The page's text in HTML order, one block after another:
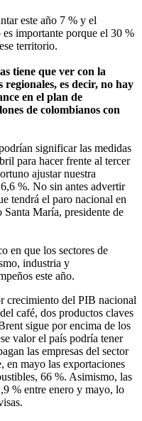
este año 7 % y el
es importante porque el 30 %
territorio.
tiene que ver con la
es decir, no hay
en el plan de
de colombianos con
significar las medidas
para hacer frente al tercer
ajustar nuestra
%. No sin antes advertir
tendrá el paro nacional en
María, presidente de
en que los sectores de
industria y
este año.
crecimiento del PIB nacional
café, dos productos claves
sigue por encima de los
valor el país podría tener
las empresas del sector
en mayo las exportaciones
66 %. Asimismo, las
% entre enero y mayo, lo